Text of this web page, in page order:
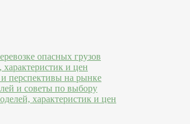
опасных грузов
и цен
перспективы на рынке
и советы по выбору
характеристик и цен